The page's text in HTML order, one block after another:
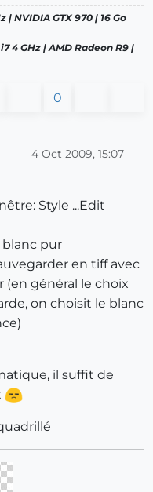
NVIDIA GTX 970 | 16 Go
4 GHz | AMD Radeon R9 |
0
4 Oct 2009, 15:07
Style ...Edit
pur
en tiff avec
(en général le choix
on choisit le blanc
il suffit de